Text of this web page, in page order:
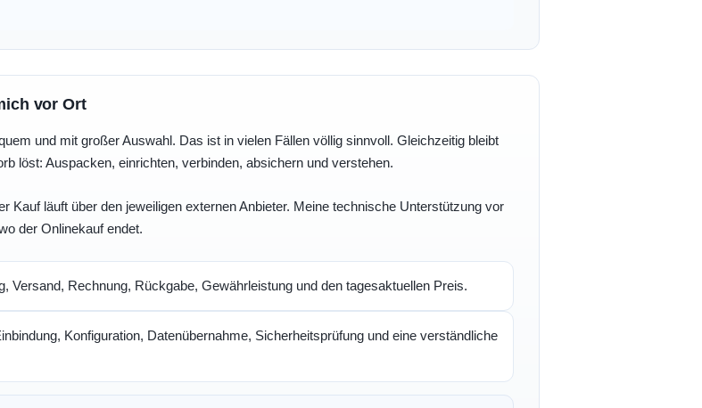
vor Ort
und mit großer Auswahl. Das ist in vielen Fällen völlig sinnvoll. Gleichzeitig bleibt
löst: Auspacken, einrichten, verbinden, absichern und verstehen.
Kauf läuft über den jeweiligen externen Anbieter. Meine technische Unterstützung vor
der Onlinekauf endet.
Versand, Rechnung, Rückgabe, Gewährleistung und den tagesaktuellen Preis.
Konfiguration, Datenübernahme, Sicherheitsprüfung und eine verständliche